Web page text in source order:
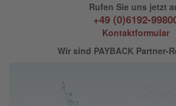
Rufen Sie uns jetzt
+49 (0)6192-
Kontaktformular
Wir sind PAYBACK Partner-